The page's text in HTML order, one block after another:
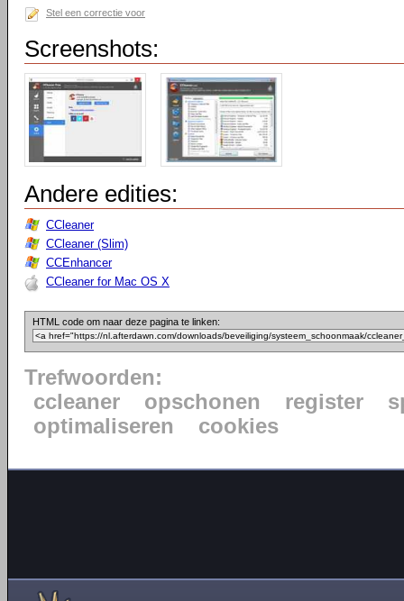
Stel een correctie voor
Screenshots:
Andere edities:
CCleaner
CCleaner (Slim)
CCEnhancer
CCleaner for Mac OS X
HTML code om naar deze pagina te linken:
Trefwoorden:
ccleaner
opschonen register
optimaliseren
cookies